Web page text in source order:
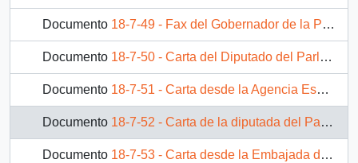
Documento 18-7-49 - Fax del Gobernador de la Provincia de Salta, Argentina, del sr. Hernán Cornejo, dirigido al sr. Presidente Electo de la República de Chile, Dn. Patricio Aylwin Azócar
Documento 18-7-50 - Carta del Diputado del Parlamento Europeo, sr. Carlos Robles Piquer, dirigida a la sra. Dña. Amelia Huerta
Documento 18-7-51 - Carta desde la Agencia Española de Cooperación Internacional, del asesor de Cine, Video y TV. del Instituto de Cooperación Iberoamericana, sr. Alberto García Ferrer
Documento 18-7-52 - Carta de la diputada del Parlamento Europeo, sra. Concepció Ferrer i Casals, dirigida al Excmo. Sr. D. Patricio Aylwin PDC de Chile
Documento 18-7-53 - Carta desde la Embajada de Venezuela en Chile, del embajador, sr. Ignacio Arcaya, dirigida al Señor Don Patricio Aylwin Presidente de la República de Chile